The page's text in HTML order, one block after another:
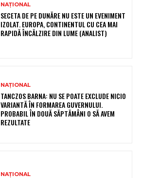
NAȚIONAL
SECETA DE PE DUNĂRE NU ESTE UN EVENIMENT
IZOLAT. EUROPA, CONTINENTUL CU CEA MAI
RAPIDĂ ÎNCĂLZIRE DIN LUME (ANALIST)
NAȚIONAL
TANCZOS BARNA: NU SE POATE EXCLUDE NICIO
VARIANTĂ ÎN FORMAREA GUVERNULUI.
PROBABIL ÎN DOUĂ SĂPTĂMÂNI O SĂ AVEM
REZULTATE
NAȚIONAL